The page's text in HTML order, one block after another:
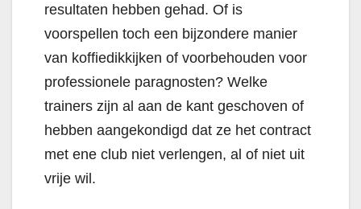
resultaten hebben gehad. Of is
voorspellen toch een bijzondere manier
van koffiedikkijken of voorbehouden voor
professionele paragnosten? Welke
trainers zijn al aan de kant geschoven of
hebben aangekondigd dat ze het contract
met ene club niet verlengen, al of niet uit
vrije wil.